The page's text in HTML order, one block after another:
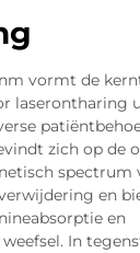
vormt de
laserontharing
zich op de
spectrum
en
en
In